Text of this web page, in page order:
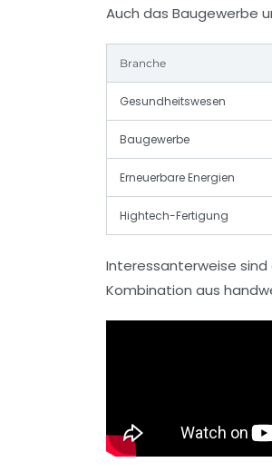
Auch das Baugewerbe
Branche
Gesundheitswesen
Baugewerbe
Erneuerbare Energien
Hightech-Fertigung
Interessanterweise sind
Kombination aus